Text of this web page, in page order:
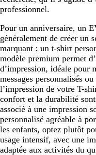
professionnel.
Pour un anniversaire, un
généralement de créer un
marquant : un t-shirt
modèle premium permet
d’impression, idéale pour
messages personnalisés
l’impression de votre T-
confort et la durabilité
associé à une impression
personnalisé agréable à
les enfants, optez plutôt
usage intensif, avec une
adaptée aux activités du